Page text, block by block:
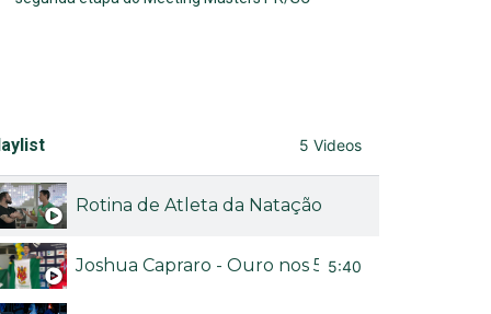
5 Videos
Rotina de Atleta da Natação
Joshua Capraro - Ouro nos 50M livre no
5:40